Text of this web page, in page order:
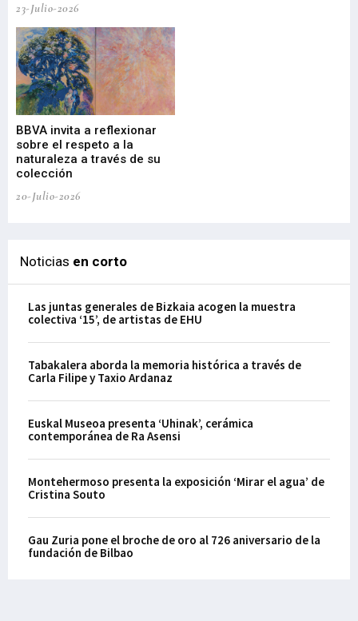
23-Julio-2026
BBVA invita a reflexionar
sobre el respeto a la
naturaleza a través de su
colección
20-Julio-2026
Noticias en corto
Las juntas generales de Bizkaia acogen la muestra
colectiva ‘15’, de artistas de EHU
Tabakalera aborda la memoria histórica a través de
Carla Filipe y Taxio Ardanaz
Euskal Museoa presenta ‘Uhinak’, cerámica
contemporánea de Ra Asensi
Montehermoso presenta la exposición ‘Mirar el agua’ de
Cristina Souto
Gau Zuria pone el broche de oro al 726 aniversario de la
fundación de Bilbao